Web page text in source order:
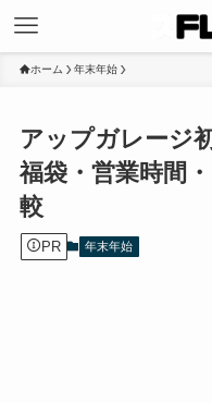
ホーム 年末年始
アップガレージ
福袋・営業時間
較
PR 年末年始